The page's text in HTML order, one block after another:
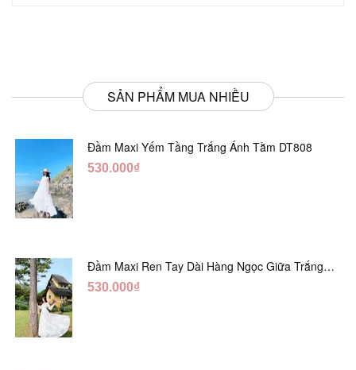
SẢN PHẨM MUA NHIỀU
Đầm Maxi Yếm Tầng Trắng Ánh Tằm DT808
530.000₫
Đầm Maxi Ren Tay Dài Hàng Ngọc Giữa Trắng
DT730
530.000₫